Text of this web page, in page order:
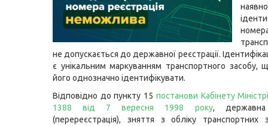
не допускається до державної реєстрації.
є унікальним маркуванням транспортного засобу,
його однозначно ідентифікувати.
Відповідно до пункту 15 постанови Кабінету
1388 від 7 вересня 1998 року, державна
(перереєстрація), зняття з обліку транспортних